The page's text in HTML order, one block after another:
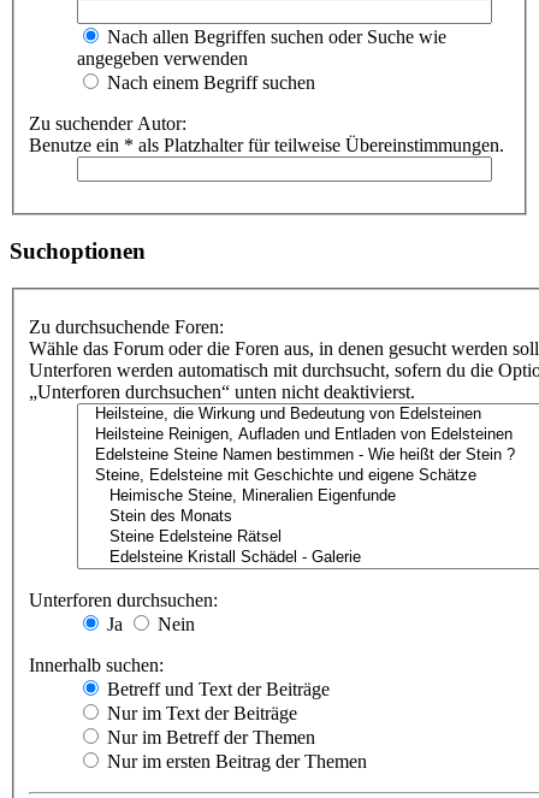
Nach allen Begriffen suchen oder Suche wie
angegeben verwenden
Nach einem Begriff suchen
Zu suchender Autor:
Benutze ein * als Platzhalter für teilweise Übereinstimmungen.
Suchoptionen
Zu durchsuchende Foren:
Wähle das Forum oder die Foren aus, in denen gesucht werden
Unterforen werden automatisch mit durchsucht, sofern du die
„Unterforen durchsuchen“ unten nicht deaktivierst.
Unterforen durchsuchen:
Ja
Nein
Innerhalb suchen:
Betreff und Text der Beiträge
Nur im Text der Beiträge
Nur im Betreff der Themen
Nur im ersten Beitrag der Themen